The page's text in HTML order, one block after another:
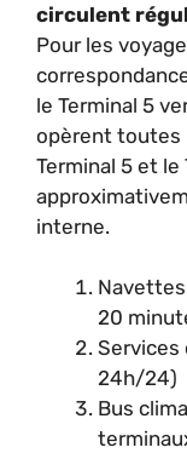
circulent
Pour les
le Terminal 5
opèrent toutes
Terminal 5 et le
interne.
20
Services
24h/24)
Bus